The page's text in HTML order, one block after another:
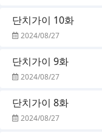
단치가이 10화
2024/08/27
단치가이 9화
2024/08/27
단치가이 8화
2024/08/27